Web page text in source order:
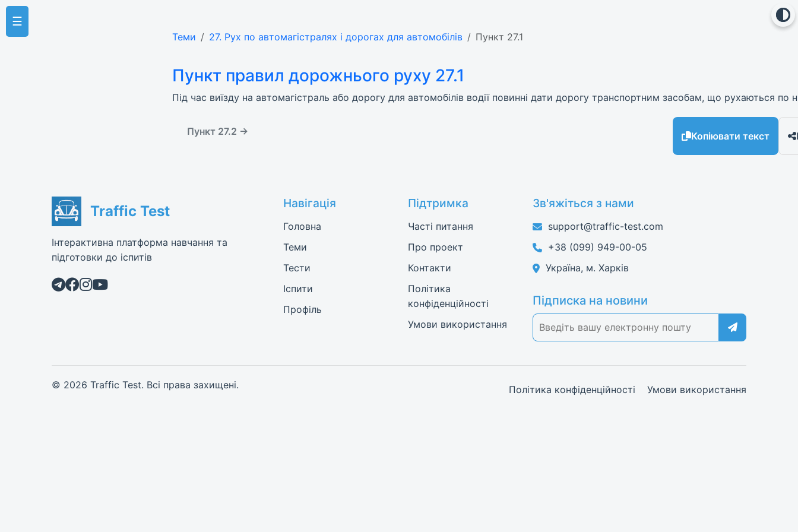
☰
Теми 27. Рух по автомагістралях і дорогах для автомобілів Пункт 27.1
Пункт правил дорожнього руху 27.1
Під час виїзду на автомагістраль або дорогу для автомобілів водії повинні дати дорогу транспортним засобам, що рухаються по
Пункт 27.2 → Копіювати текст
Traffic Test
Інтерактивна платформа навчання та
підготовки до іспитів
Навігація
Головна
Теми
Тести
Іспити
Профіль
Підтримка
Часті питання
Про проект
Контакти
Політика
конфіденційності
Умови використання
Зв'яжіться з нами
support@traffic-test.com
+38 (099) 949-00-05
Україна, м. Харків
Підписка на новини
© 2026 Traffic Test. Всі права захищені. Політика конфіденційності Умови використання